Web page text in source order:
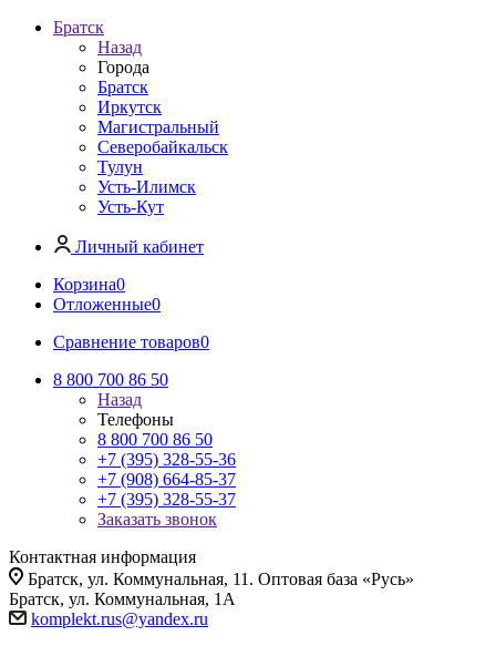
Братск
Назад
Города
Братск
Иркутск
Магистральный
Северобайкальск
Тулун
Усть-Илимск
Усть-Кут
Личный кабинет
Корзина0
Отложенные0
Сравнение товаров0
8 800 700 86 50
Назад
Телефоны
8 800 700 86 50
+7 (395) 328-55-36
+7 (908) 664-85-37
+7 (395) 328-55-37
Заказать звонок
Контактная информация
Братск, ул. Коммунальная, 11. Оптовая база «Русь»
Братск, ул. Коммунальная, 1А
komplekt.rus@yandex.ru